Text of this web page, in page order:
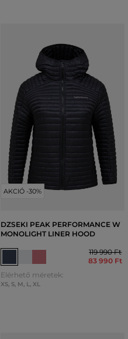
AKCIÓ -30%
DZSEKI PEAK PERFORMANCE W
MONOLIGHT LINER HOOD
119 990 Ft
83 990 Ft
Elérhető méretek:
XS, S, M, L, XL